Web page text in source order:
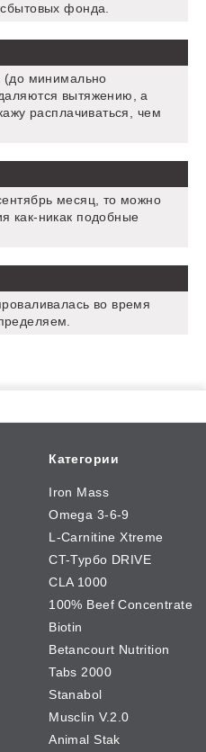
фонда.
(до минимально
вытяжению, а
расплачиваться, чем
месяц, то можно
как-никак подобные
во время
Категории
Iron Mass
Omega 3-6-9
L-Carnitine Xtreme
CT-Турбо DRIVE
CLA 1000
100% Beef Concentrate
Biotin
Betancourt Nutrition
Tabs 2000
Stanabol
Musclin V.2.0
Animal Stak